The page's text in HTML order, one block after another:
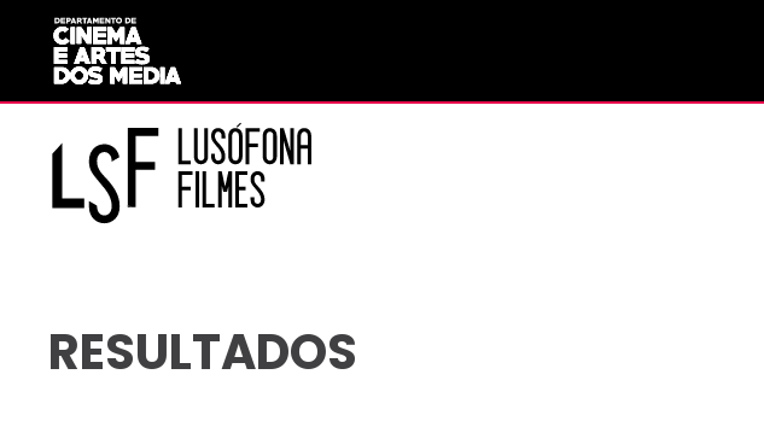
Saltar para o conteúdo principal
RESULTADOS